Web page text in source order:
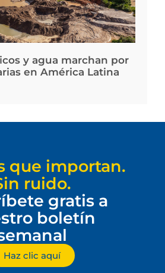
y agua marchan por
en América Latina
que importan.
ruido.
gratis a
boletín
Haz clic aquí